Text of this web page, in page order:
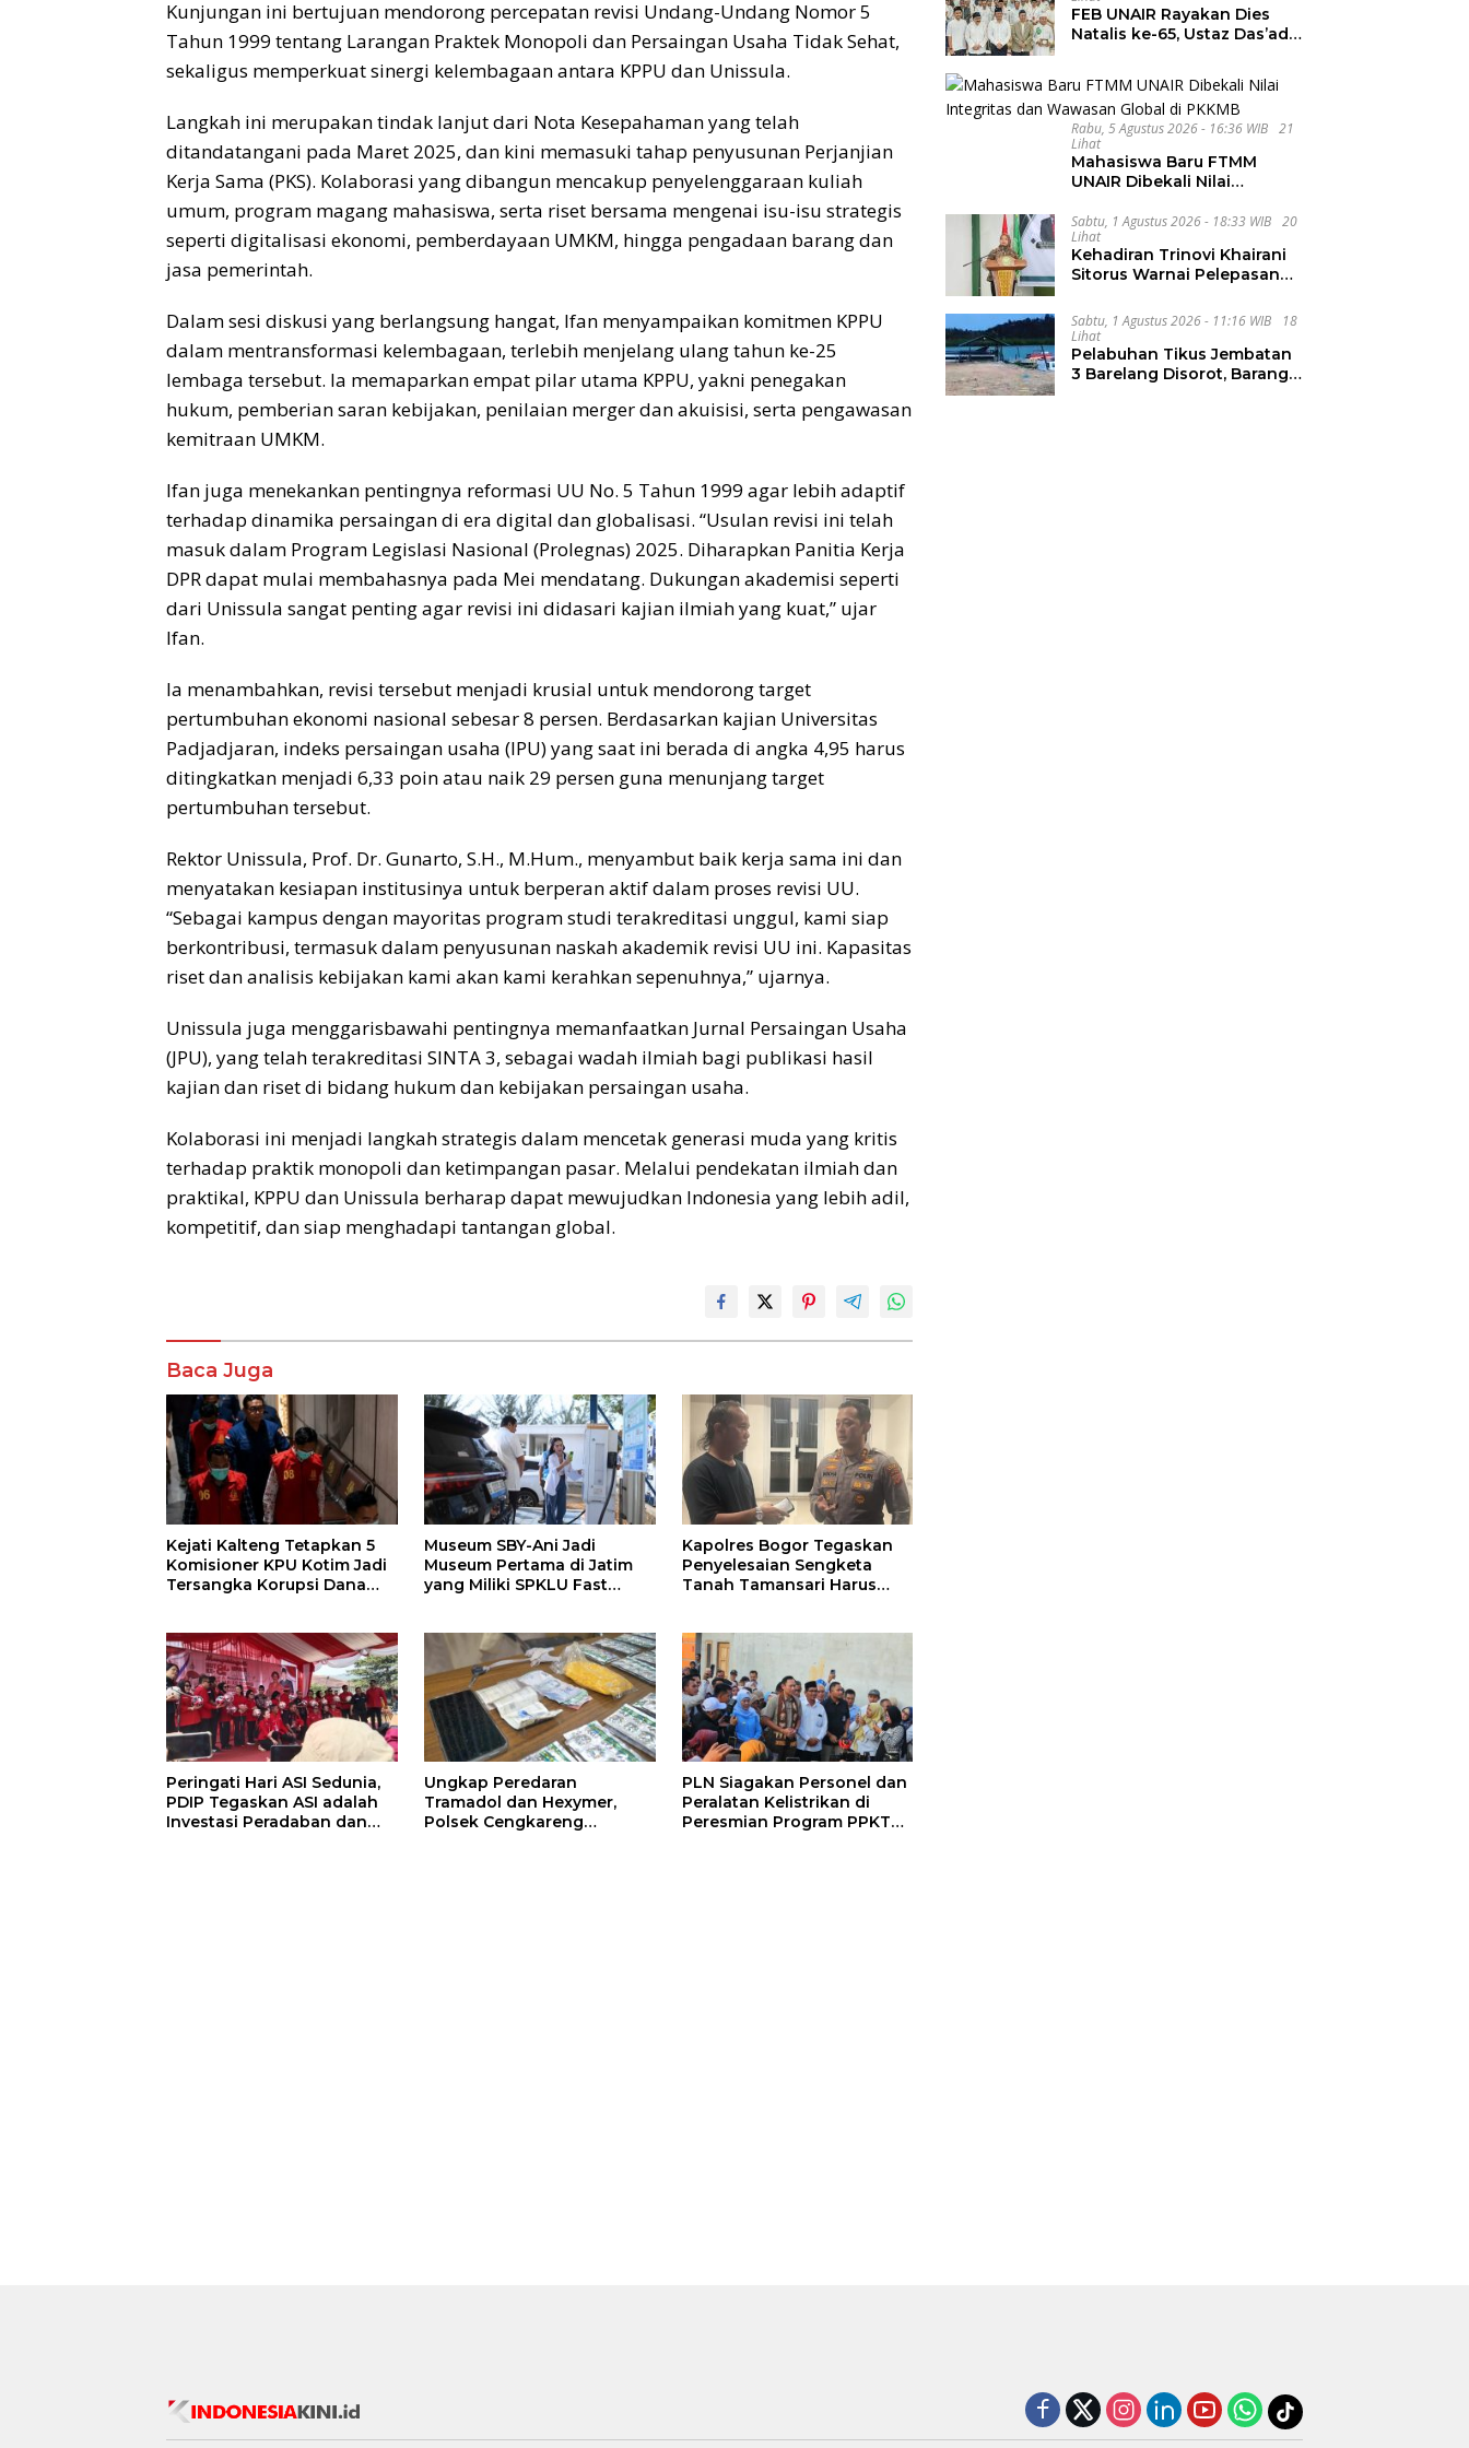
Kunjungan ini bertujuan mendorong percepatan revisi Undang-Undang Nomor 5
Tahun 1999 tentang Larangan Praktek Monopoli dan Persaingan Usaha Tidak Sehat,
sekaligus memperkuat sinergi kelembagaan antara KPPU dan Unissula.
Langkah ini merupakan tindak lanjut dari Nota Kesepahaman yang telah
ditandatangani pada Maret 2025, dan kini memasuki tahap penyusunan Perjanjian
Kerja Sama (PKS). Kolaborasi yang dibangun mencakup penyelenggaraan kuliah
umum, program magang mahasiswa, serta riset bersama mengenai isu-isu strategis
seperti digitalisasi ekonomi, pemberdayaan UMKM, hingga pengadaan barang dan
jasa pemerintah.
Dalam sesi diskusi yang berlangsung hangat, Ifan menyampaikan komitmen KPPU
dalam mentransformasi kelembagaan, terlebih menjelang ulang tahun ke-25
lembaga tersebut. Ia memaparkan empat pilar utama KPPU, yakni penegakan
hukum, pemberian saran kebijakan, penilaian merger dan akuisisi, serta pengawasan
kemitraan UMKM.
Ifan juga menekankan pentingnya reformasi UU No. 5 Tahun 1999 agar lebih adaptif
terhadap dinamika persaingan di era digital dan globalisasi. “Usulan revisi ini telah
masuk dalam Program Legislasi Nasional (Prolegnas) 2025. Diharapkan Panitia Kerja
DPR dapat mulai membahasnya pada Mei mendatang. Dukungan akademisi seperti
dari Unissula sangat penting agar revisi ini didasari kajian ilmiah yang kuat,” ujar
Ifan.
Ia menambahkan, revisi tersebut menjadi krusial untuk mendorong target
pertumbuhan ekonomi nasional sebesar 8 persen. Berdasarkan kajian Universitas
Padjadjaran, indeks persaingan usaha (IPU) yang saat ini berada di angka 4,95 harus
ditingkatkan menjadi 6,33 poin atau naik 29 persen guna menunjang target
pertumbuhan tersebut.
Rektor Unissula, Prof. Dr. Gunarto, S.H., M.Hum., menyambut baik kerja sama ini dan
menyatakan kesiapan institusinya untuk berperan aktif dalam proses revisi UU.
“Sebagai kampus dengan mayoritas program studi terakreditasi unggul, kami siap
berkontribusi, termasuk dalam penyusunan naskah akademik revisi UU ini. Kapasitas
riset dan analisis kebijakan kami akan kami kerahkan sepenuhnya,” ujarnya.
Unissula juga menggarisbawahi pentingnya memanfaatkan Jurnal Persaingan Usaha
(JPU), yang telah terakreditasi SINTA 3, sebagai wadah ilmiah bagi publikasi hasil
kajian dan riset di bidang hukum dan kebijakan persaingan usaha.
Kolaborasi ini menjadi langkah strategis dalam mencetak generasi muda yang kritis
terhadap praktik monopoli dan ketimpangan pasar. Melalui pendekatan ilmiah dan
praktikal, KPPU dan Unissula berharap dapat mewujudkan Indonesia yang lebih adil,
kompetitif, dan siap menghadapi tantangan global.
Baca Juga
Kejati Kalteng Tetapkan 5
Komisioner KPU Kotim Jadi
Tersangka Korupsi Dana
Museum SBY-Ani Jadi
Museum Pertama di Jatim
yang Miliki SPKLU Fast
Kapolres Bogor Tegaskan
Penyelesaian Sengketa
Tanah Tamansari Harus
Peringati Hari ASI Sedunia,
PDIP Tegaskan ASI adalah
Investasi Peradaban dan
Ungkap Peredaran
Tramadol dan Hexymer,
Polsek Cengkareng
PLN Siagakan Personel dan
Peralatan Kelistrikan di
Peresmian Program PPKT
FEB UNAIR Rayakan Dies
Natalis ke-65, Ustaz Das’ad
Rabu, 5 Agustus 2026 - 16:36 WIB
21
Lihat
Mahasiswa Baru FTMM
UNAIR Dibekali Nilai
Global di PKKMB
Sabtu, 1 Agustus 2026 - 18:33 WIB
20
Lihat
Kehadiran Trinovi Khairani
Sitorus Warnai Pelepasan
dan Internasional UNIVA
Medan
Sabtu, 1 Agustus 2026 - 11:16 WIB
18
Lihat
Pelabuhan Tikus Jembatan
3 Barelang Disorot, Barang